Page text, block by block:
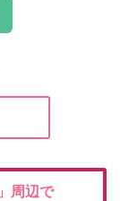
」周辺で